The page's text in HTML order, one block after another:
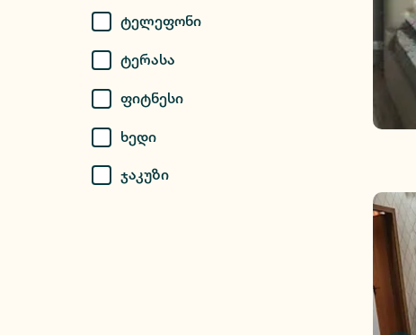
Ტელეფონი
Ტერასა
Ფიტნესი
Ხედი
Ჯაკუზი